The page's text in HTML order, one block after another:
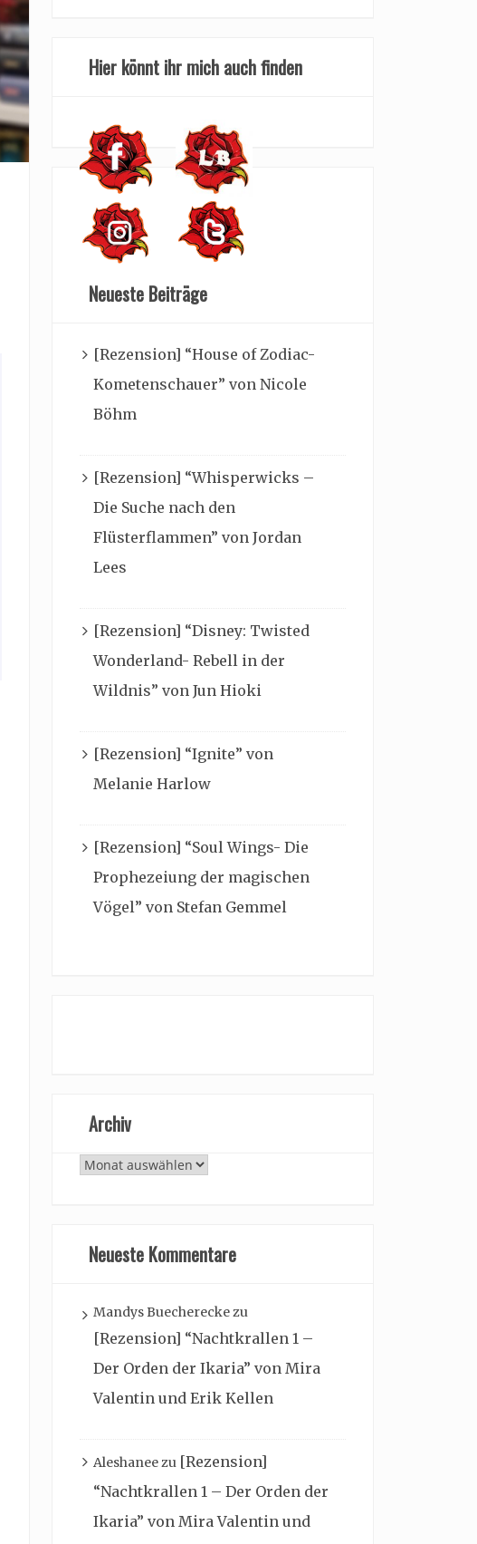
Hier könnt ihr mich auch finden
Neueste Beiträge
[Rezension] “House of Zodiac-
Kometenschauer” von Nicole
Böhm
[Rezension] “Whisperwicks –
Die Suche nach den
Flüsterflammen” von Jordan
Lees
[Rezension] “Disney: Twisted
Wonderland- Rebell in der
Wildnis” von Jun Hioki
[Rezension] “Ignite” von
Melanie Harlow
[Rezension] “Soul Wings- Die
Prophezeiung der magischen
Vögel” von Stefan Gemmel
Archiv
Archiv
Neueste Kommentare
Mandys Buechereckezu
[Rezension] “Nachtkrallen 1 –
Der Orden der Ikaria” von Mira
Valentin und Erik Kellen
Aleshaneezu [Rezension]
“Nachtkrallen 1 – Der Orden der
Ikaria” von Mira Valentin und